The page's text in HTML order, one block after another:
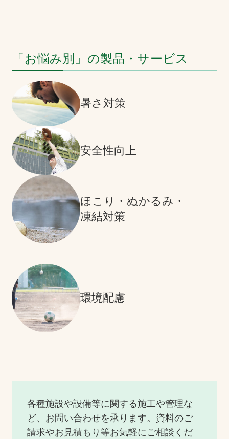
「お悩み別」の製品・サービス
暑さ対策
安全性向上
ほこり・ぬかるみ・
凍結対策
環境配慮
各種施設や設備等に関する施工や管理な
ど、お問い合わせを承ります。資料のご
請求やお見積もり等お気軽にご相談くだ